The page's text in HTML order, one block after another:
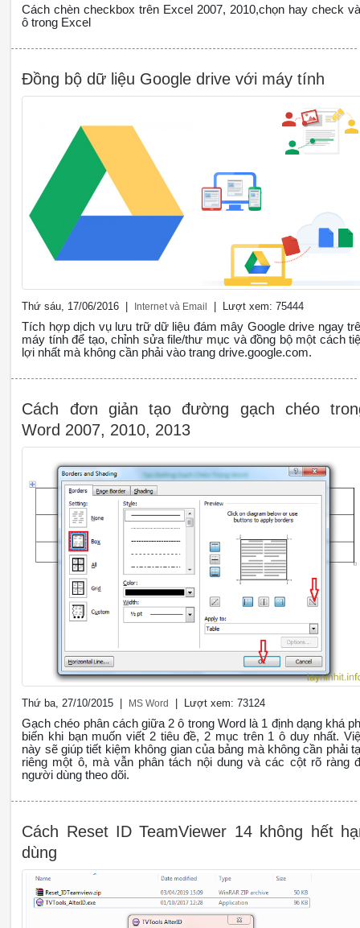
Cách chèn checkbox trên Excel 2007, 2010,chọn hay check
ô trong Excel
Đồng bộ dữ liệu Google drive với máy tính
Thứ sáu, 17/06/2016 | Internet và Email | Lượt xem: 75444
Tích hợp dịch vụ lưu trữ dữ liệu đám mây Google drive ngay
máy tính để tạo, chỉnh sửa file/thư mục và đồng bộ một cách
lợi nhất mà không cần phải vào trang drive.google.com.
Cách đơn giản tạo đường gạch chéo
Word 2007, 2010, 2013
Thứ ba, 27/10/2015 | MS Word | Lượt xem: 73124
Gạch chéo phân cách giữa 2 ô trong Word là 1 định dạng khá
biến khi bạn muốn viết 2 tiêu đề, 2 mục trên 1 ô duy nhất.
này sẽ giúp tiết kiệm không gian của bảng mà không cần phải
riêng một ô, mà vẫn phân tách nội dung và các cột rõ ràng
người dùng theo dõi.
Cách Reset ID TeamViewer 14 không hết
dùng